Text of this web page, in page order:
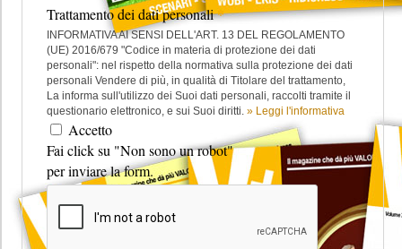
Trattamento dei dati personali*
INFORMATIVA AI SENSI DELL'ART. 13 DEL REGOLAMENTO
(UE) 2016/679 "Codice in materia di protezione dei dati
personali": nel rispetto della normativa sulla protezione dei dati
personali Vendere di più, in qualità di Titolare del trattamento,
La informa sull'utilizzo dei Suoi dati personali, raccolti tramite il
questionario elettronico, e sui Suoi diritti.» Leggi l'informativa
Accetto
Fai click su "Non sono un robot"
per inviare la form.